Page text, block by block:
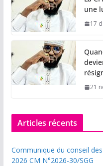
une
17
21
Articles récents
Communique du conseil
2026 CM N°2026-30/SGG